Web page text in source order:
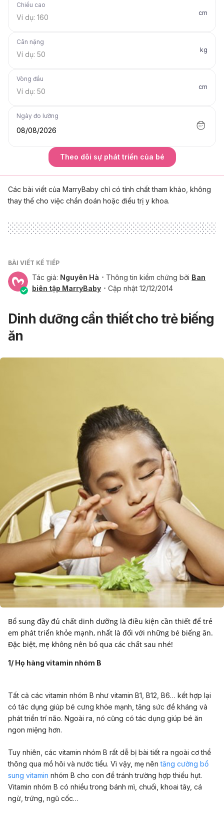
Chiều cao
cm
Cân nặng
kg
Vòng đầu
cm
Ngày đo lường
08/08/2026
Theo dõi sự phát triển của bé
Các bài viết của MarryBaby chỉ có tính chất tham khảo, không
thay thế cho việc chẩn đoán hoặc điều trị y khoa.
BÀI VIẾT KẾ TIẾP
Tác giả: Nguyên Hà Thông tin kiểm chứng bởi Ban
biên tập MarryBaby
Cập nhật 12/12/2014
Dinh dưỡng cần thiết cho trẻ biếng
ăn
Bổ sung đầy đủ chất dinh dưỡng là điều kiện cần thiết để trẻ
em phát triển khỏe mạnh, nhất là đối với những bé biếng ăn.
Đặc biệt, mẹ không nên bỏ qua các chất sau nhé!
1/ Họ hàng vitamin nhóm B
Tất cả các vitamin nhóm B như vitamin B1, B12, B6… kết hợp lại
có tác dụng giúp bé cưng khỏe mạnh, tăng sức đề kháng và
phát triển trí não. Ngoài ra, nó cũng có tác dụng giúp bé ăn
ngon miệng hơn.
Tuy nhiên, các vitamin nhóm B rất dễ bị bài tiết ra ngoài cơ thể
thông qua mồ hôi và nước tiểu. Vì vậy, mẹ nên tăng cường bổ
sung vitamin nhóm B cho con để tránh trường hợp thiếu hụt.
Vitamin nhóm B có nhiều trong bánh mì, chuối, khoai tây, cá
ngừ, trứng, ngũ cốc…